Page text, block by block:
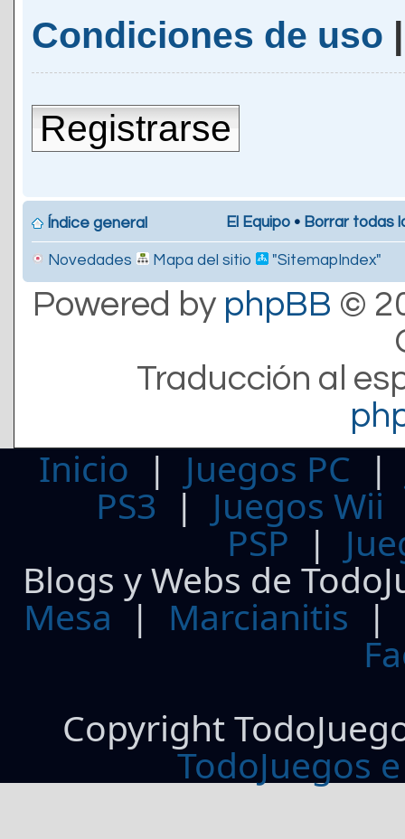
Condiciones de uso
Registrarse
Índice general El Equipo • Borrar todas
Novedades Mapa del sitio "SitemapIndex"
Powered by phpBB ©
Traducción al
Inicio | Juegos PC
PS3| Juegos Wii
PSP |
Blogs y Webs de
Mesa | Marcianitis |
Copyright
TodoJuegos